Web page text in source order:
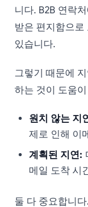
니다. B2B 연락
받은 편지함으로
있습니다.
그렇기 때문에
하는 것이 도움
원치 않는 지
제로 인해 이
계획된 지연:
메일 도착 시
둘 다 중요합니